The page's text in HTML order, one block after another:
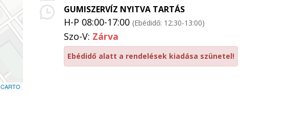
CARTO
GUMISZERVÍZ NYITVA TARTÁS
H-P 08:00-17:00 (Ebédidő: 12:30-13:00)
Szo-V: Zárva
Ebédidő alatt a rendelések kiadása szünetel!